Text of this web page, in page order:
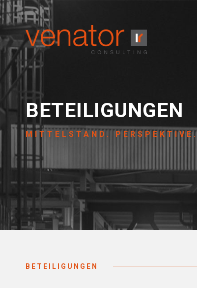
BETEILIGUNGEN
MITTELSTAND. PERSPEKTIVE.
BETEILIGUNGEN